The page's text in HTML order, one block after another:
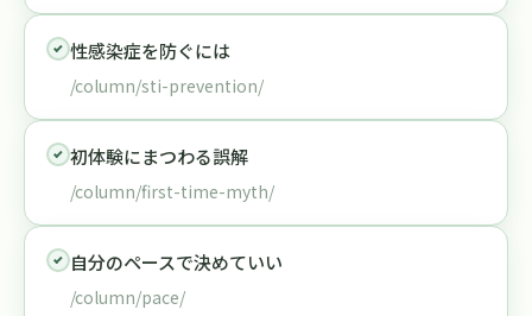
性感染症を防ぐには
/column/sti-prevention/
初体験にまつわる誤解
/column/first-time-myth/
自分のペースで決めていい
/column/pace/